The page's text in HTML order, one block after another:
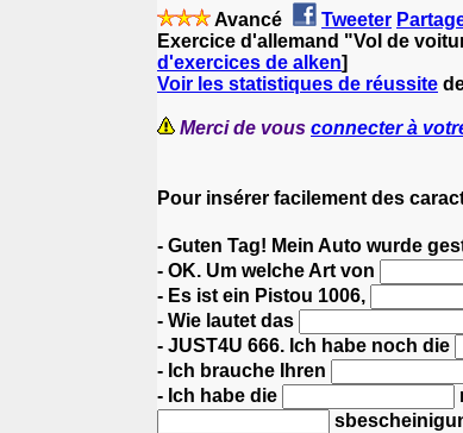
Avancé Tweeter
Exercice d'allemand "Vol de
d'exercices de alken]
Voir les statistiques de réussite
Merci de vous connecter à
Pour insérer facilement des
- Guten Tag! Mein Auto wurde
- OK. Um welche Art von
- Es ist ein Pistou 1006,
- Wie lautet das
- JUST4U 666. Ich habe noch die
- Ich brauche Ihren
- Ich habe die